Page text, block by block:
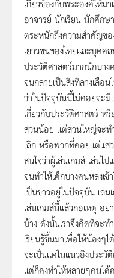
เกี่ยวข้องกับพระองค์ให้ม
อาจารย์ นักเรียน นักศึกษ
ตระหนักถึงความสำคัญข
เยาวชนของไทยและบุคค
ประวัติศาสตร์มากนักบาง
จนกลายเป็นสิ่งที่ลางเลือ
ว่าในปัจจุบันนี้ไม่ค่อยจะมี
เกี่ยวกับประวัติศาสตร์ ห
ส่วนน้อย แต่ส่วนใหญ่จะท
เลิก หรือพวกที่คอยแต่แส
สนใจว่าผู้เล่นเกมส์ เล่นไ
จนทำให้เด็กบางคนหลงเ
เป็นข่าวอยู่ในปัจจุบัน เล่
เล่นเกมส์นี้แล้วก่อเหตุ อ
บ้าง ดังนั้นเราจึงคิดที่จะท
เรียนรู้ขึ้นมาเพื่อให้น้องๆ
จะเป็นแค่ในแนวอิงประวั
แต่ก็คงทำให้หลายๆคนได้